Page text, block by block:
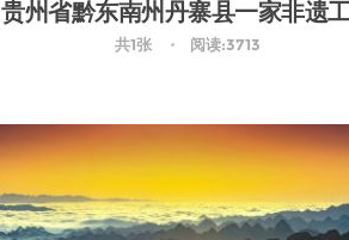
贵州省黔东南州丹寨县一家非遗
共1张 阅读:3713